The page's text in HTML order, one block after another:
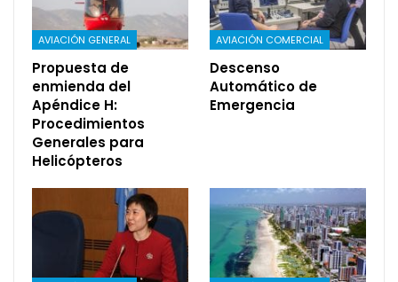
AVIACIÓN GENERAL
Propuesta de
enmienda del
Apéndice H:
Procedimientos
Generales para
Helicópteros
AVIACIÓN COMERCIAL
Descenso
Automático de
Emergencia